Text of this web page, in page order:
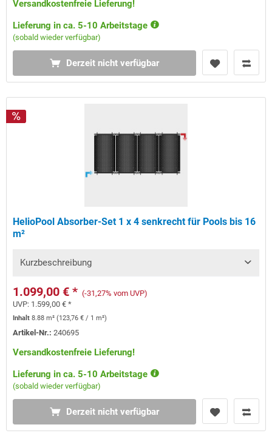
Versandkostenfreie Lieferung!
Lieferung in ca. 5-10 Arbeitstage
(sobald wieder verfügbar)
Derzeit nicht verfügbar
HelioPool Absorber-Set 1 x 4 senkrecht für Pools bis 16
m²
Kurzbeschreibung
1.099,00 € * (-31,27% vom UVP)
UVP: 1.599,00 € *
Inhalt8.88 m²(123,76 € / 1 m²)
Artikel-Nr.:240695
Versandkostenfreie Lieferung!
Lieferung in ca. 5-10 Arbeitstage
(sobald wieder verfügbar)
Derzeit nicht verfügbar